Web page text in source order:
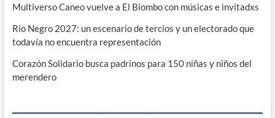
Multiverso Caneo vuelve a El Biombo con músicas e invitadxs
Río Negro 2027: un escenario de tercios y un electorado que
todavía no encuentra representación
Corazón Solidario busca padrinos para 150 niñas y niños del
merendero